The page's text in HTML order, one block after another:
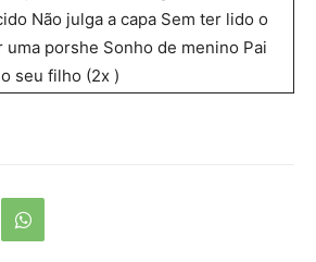
Não julga a capa Sem ter lido o
porshe Sonho de menino Pai
seu filho (2x )